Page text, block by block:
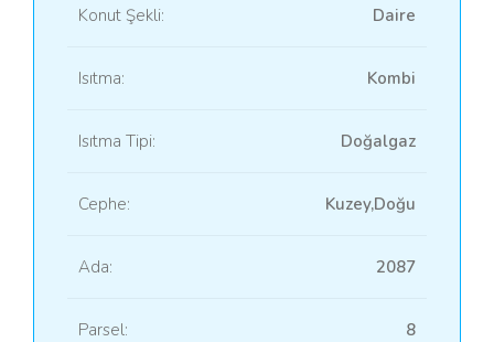
Konut Şekli: Daire
Isıtma: Kombi
Isıtma Tipi: Doğalgaz
Cephe: Kuzey,Doğu
Ada: 2087
Parsel: 8